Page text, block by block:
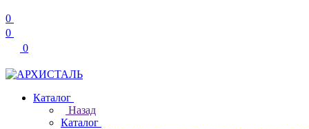
0
0
0
Каталог
Назад
Каталог